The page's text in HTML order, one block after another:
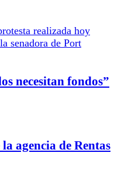
necesitan fondos”
agencia de Rentas